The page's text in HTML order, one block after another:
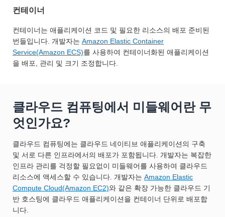
컨테이너
컨테이너는 애플리케이션 코드 및 필요한 리소스의 배포 준비된
번들입니다. 개발자는 Amazon Elastic Container
Service(Amazon ECS)를 사용하여 컨테이너화된 애플리케이션
을 배포, 관리 및 크기 조정합니다.
클라우드 컴퓨팅에서 미들웨어란 무
엇인가요?
클라우드 컴퓨팅에는 클라우드 네이티브 애플리케이션의 구축
및 서로 다른 인프라에서의 배포가 포함됩니다. 개발자는 복잡한
인프라 관리를 걱정할 필요없이 미들웨어를 사용하여 클라우드
리소스에 액세스할 수 있습니다. 개발자는 Amazon Elastic
Compute Cloud(Amazon EC2)와 같은 확장 가능한 클라우드 기
반 호스팅에 클라우드 애플리케이션을 컨테이너 단위로 배포합
니다.